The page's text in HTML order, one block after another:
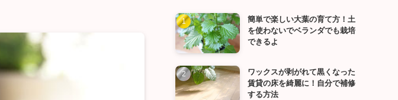
簡単で楽しい大葉の育て方！土
を使わないでベランダでも栽培
できるよ
ワックスが剥がれて黒くなった
賃貸の床を綺麗に！自分で補修
する方法